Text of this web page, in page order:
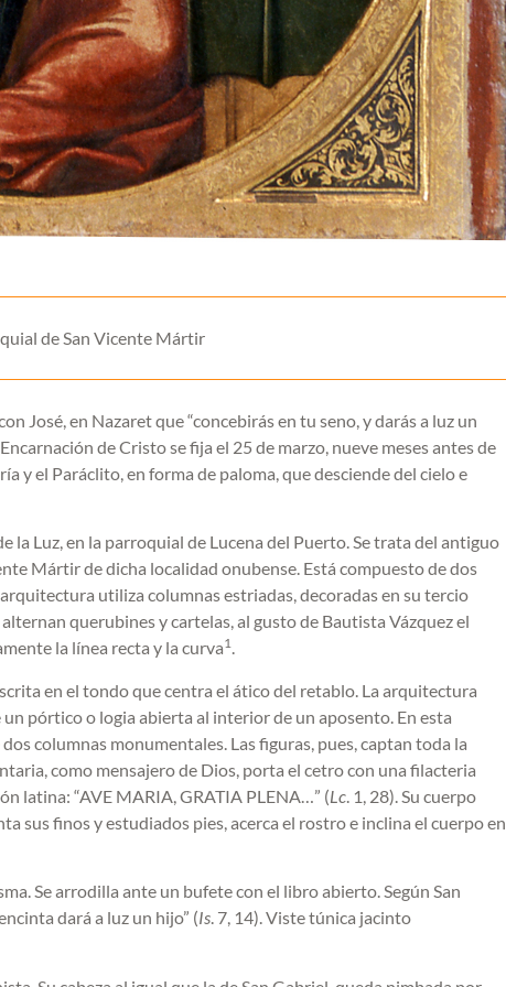
de San Vicente Mártir
José, en Nazaret que “concebirás en tu seno, y darás a luz un
de Cristo se fija el 25 de marzo, nueve meses antes de
y el Paráclito, en forma de paloma, que desciende del cielo e
la Luz, en la parroquial de Lucena del Puerto. Se trata del antiguo
Mártir de dicha localidad onubense. Está compuesto de dos
utiliza columnas estriadas, decoradas en su tercio
querubines y cartelas, al gusto de Bautista Vázquez el
la línea recta y la curva1.
en el tondo que centra el ático del retablo. La arquitectura
pórtico o logia abierta al interior de un aposento. En esta
columnas monumentales. Las figuras, pues, captan toda la
como mensajero de Dios, porta el cetro con una filacteria
latina: “AVE MARIA, GRATIA PLENA…” (Lc . 1, 28). Su cuerpo
sus finos y estudiados pies, acerca el rostro e inclina el cuerpo en
Se arrodilla ante un bufete con el libro abierto. Según San
dará a luz un hijo” (Is. 7, 14). Viste túnica jacinto